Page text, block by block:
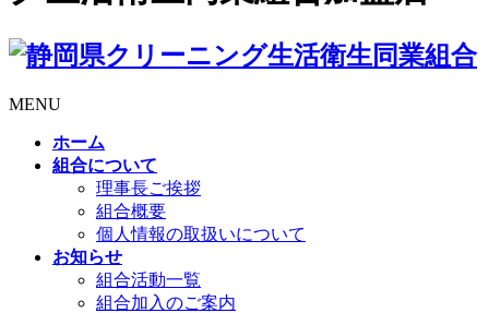
MENU
ホーム
組合について
理事長ご挨拶
組合概要
個人情報の取扱いについて
お知らせ
組合活動一覧
組合加入のご案内